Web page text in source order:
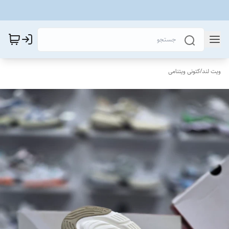
ویت لند/کتونی ویتنامی